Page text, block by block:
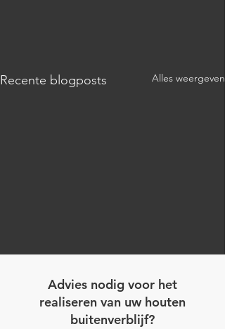
Recente blogposts Alles weergeven
Advies nodig voor het
realiseren van uw houten
buitenverblijf?